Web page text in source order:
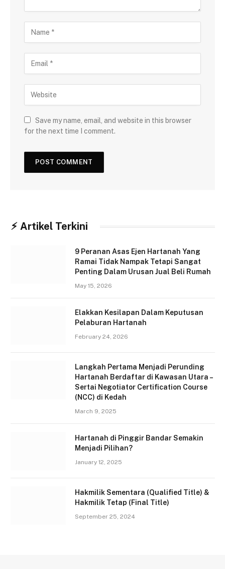
Save my name, email, and website in this browser
for the next time I comment.
⚡︎ Artikel Terkini
9 Peranan Asas Ejen Hartanah Yang
Ramai Tidak Nampak Tetapi Sangat
Penting Dalam Urusan Jual Beli Rumah
May 15, 2026
Elakkan Kesilapan Dalam Keputusan
Pelaburan Hartanah
February 24, 2026
Langkah Pertama Menjadi Perunding
Hartanah Berdaftar di Kawasan Utara –
Sertai Negotiator Certification Course
(NCC) di Kedah
March 9, 2025
Hartanah di Pinggir Bandar Semakin
Menjadi Pilihan?
January 12, 2025
Hakmilik Sementara (Qualified Title) &
Hakmilik Tetap (Final Title)
September 25, 2024